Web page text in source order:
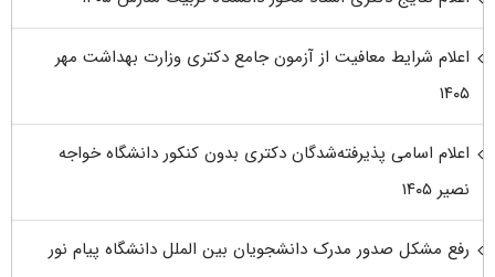
اعلام شرایط معافیت از آزمون جامع دکتری وزارت بهداشت مهر
۱۴۰۵
اعلام اسامی پذیرفته‌شدگان دکتری بدون کنکور دانشگاه خواجه
نصیر ۱۴۰۵
رفع مشکل صدور مدرک دانشجویان بین الملل دانشگاه پیام نور